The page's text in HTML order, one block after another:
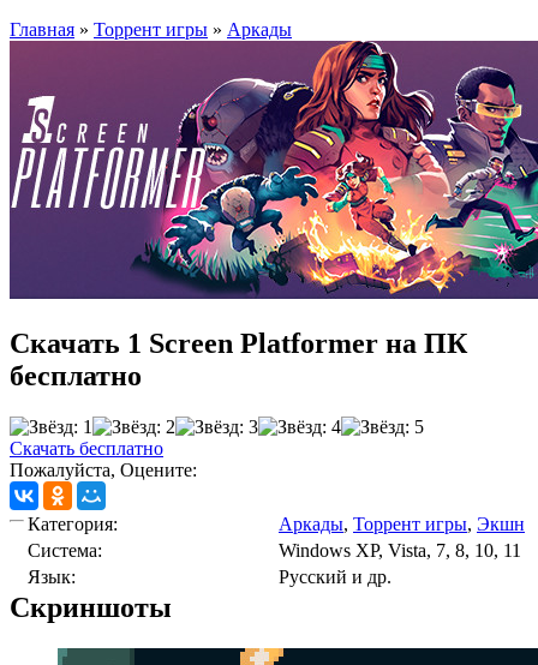
Главная » Торрент игры » Аркады
Скачать 1 Screen Platformer на ПК
бесплатно
Скачать бесплатно
Пожалуйста, Оцените:
Категория: Аркады, Торрент игры, Экшн
Cистема:
Windows XP, Vista, 7, 8, 10, 11
Язык:
Русский и др.
Скриншоты